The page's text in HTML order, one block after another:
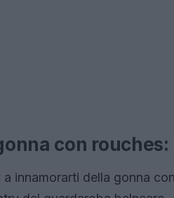
con
a innamorarti della gonna